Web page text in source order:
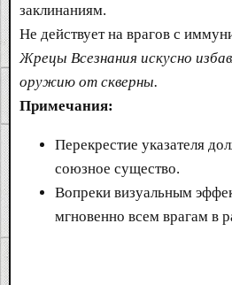
заклинаниям.
Не действует на врагов с
Жрецы Всезнания искусно
оружию от скверны.
Примечания:
Перекрестие указателя
союзное существо.
Вопреки визуальным
мгновенно всем врагам в